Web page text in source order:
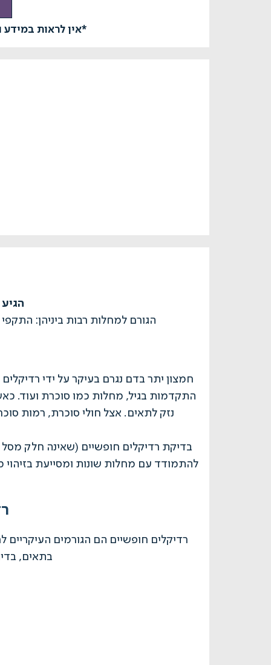
*אין לראות
הגורם למחלות רבות ביניהן:
חמצון יתר בדם נגרם בעיקר על ידי
התקדמות בגיל, מחלות כמו סוכרת ועוד.
נזק לתאים. אצל חולי סוכרת, רמות
בדיקת רדיקלים חופשיים (שאינה חלק
להתמודד עם מחלות שונות ומסייעת
רדיקלים חופשיים הם הגורמים
בתאים,